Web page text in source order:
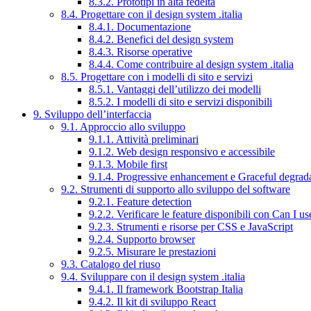
8.4. Progettare con il design system .italia
8.4.1. Documentazione
8.4.2. Benefici del design system
8.4.3. Risorse operative
8.4.4. Come contribuire al design system .italia
8.5. Progettare con i modelli di sito e servizi
8.5.1. Vantaggi dell’utilizzo dei modelli
8.5.2. I modelli di sito e servizi disponibili
9. Sviluppo dell’interfaccia
9.1. Approccio allo sviluppo
9.1.1. Attività preliminari
9.1.2. Web design responsivo e accessibile
9.1.3. Mobile first
9.1.4. Progressive enhancement e Graceful
9.2. Strumenti di supporto allo sviluppo del software
9.2.1. Feature detection
9.2.2. Verificare le feature disponibili con Can I
9.2.3. Strumenti e risorse per CSS e JavaScript
9.2.4. Supporto browser
9.2.5. Misurare le prestazioni
9.3. Catalogo del riuso
9.4. Sviluppare con il design system .italia
9.4.1. Il framework Bootstrap Italia
9.4.2. Il kit di sviluppo React